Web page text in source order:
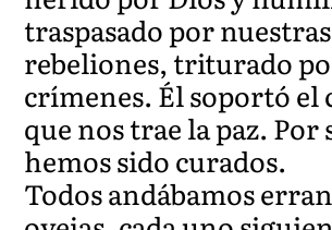
traspasado por nuestras
rebeliones, triturado
crímenes. Él soportó el
que nos trae la paz. Por
hemos sido curados.
Todos andábamos